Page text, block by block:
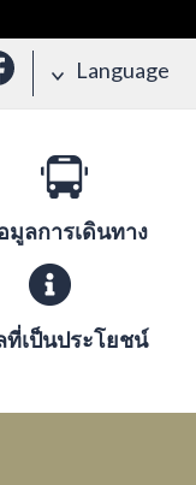
Language
มูลการเดินทาง
เป็นประโยชน์